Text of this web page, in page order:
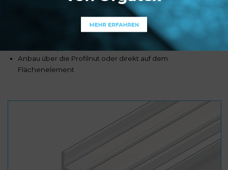
Türen und Beschläge
Anbau über die Profilnut oder direkt auf dem
Flächenelement